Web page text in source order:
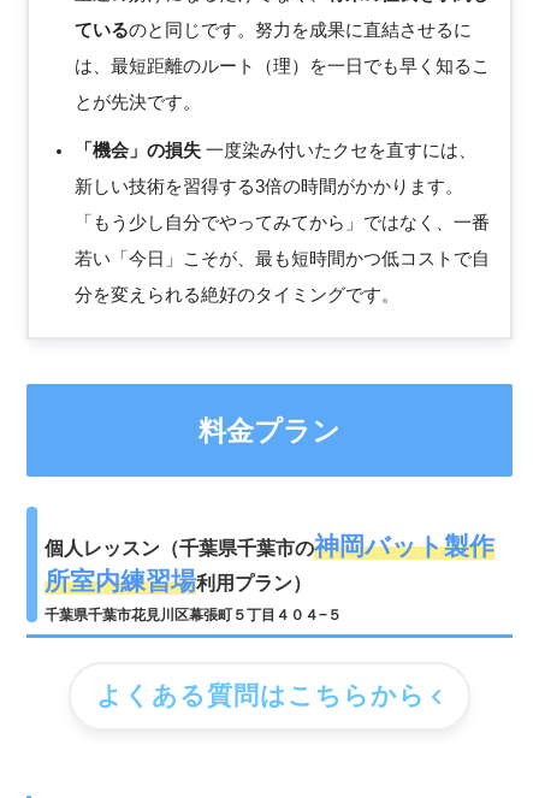
ているのと同じです。努力を成果に直結させるに
は、最短距離のルート（理）を一日でも早く知るこ
とが先決です。
「機会」の損失一度染み付いたクセを直すには、
新しい技術を習得する3倍の時間がかかります。
「もう少し自分でやってみてから」ではなく、一番
若い「今日」こそが、最も短時間かつ低コストで自
分を変えられる絶好のタイミングです。
料金プラン
個人レッスン（千葉県千葉市の神岡バット製作
所室内練習場利用プラン）
千葉県千葉市花見川区幕張町５丁目４０４−５
よくある質問はこちらから